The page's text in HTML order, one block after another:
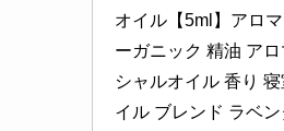
オイル【5ml】アロ
ーガニック 精油 ア
シャルオイル 香り
イル ブレンド ラベ